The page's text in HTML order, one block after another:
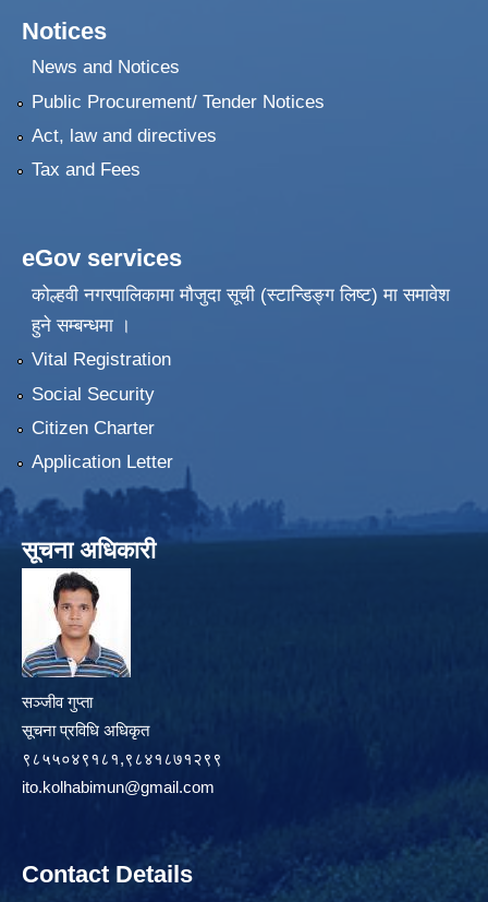
Notices
News and Notices
Public Procurement/ Tender Notices
Act, law and directives
Tax and Fees
eGov services
कोल्हवी नगरपालिकामा मौजुदा सूची (स्टान्डिङ्ग लिष्ट) मा समावेश
हुने सम्बन्धमा ।
Vital Registration
Social Security
Citizen Charter
Application Letter
सूचना अधिकारी
सञ्जीव गुप्ता
सूचना प्रविधि अधिकृत
९८५५०४९१८१,९८४१८७१२९९
ito.kolhabimun@gmail.com
Contact Details